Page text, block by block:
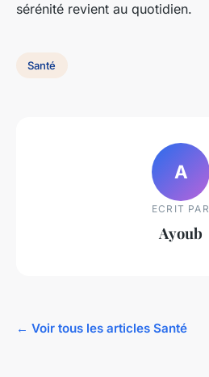
sérénité revient au quotidien.
Santé
A
ECRIT PAR
Ayoub
← Voir tous les articles Santé